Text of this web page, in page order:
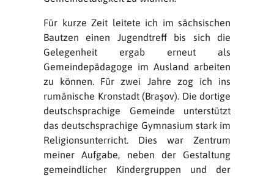
Für kurze Zeit leitete ich im sächsischen
Bautzen einen Jugendtreff bis sich die
Gelegenheit ergab erneut als
Gemeindepädagoge im Ausland arbeiten
zu können. Für zwei Jahre zog ich ins
rumänische Kronstadt (Braşov). Die dortige
deutschsprachige Gemeinde unterstützt
das deutschsprachige Gymnasium stark im
Religionsunterricht. Dies war Zentrum
meiner Aufgabe, neben der Gestaltung
gemeindlicher Kindergruppen und der